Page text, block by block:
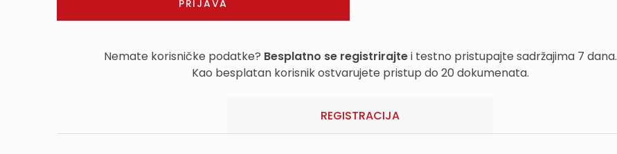
Nemate korisničke podatke? Besplatno se registrirajtei testno pristupajte sadržajima 7 dana.
Kao besplatan korisnik ostvarujete pristup do 20 dokumenata.
REGISTRACIJA